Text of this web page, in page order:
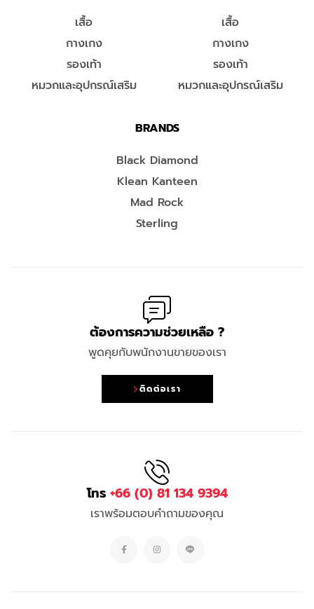
เสื้อ
กางเกง
รองเท้า
หมวกและอุปกรณ์เสริม
เสื้อ
กางเกง
รองเท้า
หมวกและอุปกรณ์เสริม
BRANDS
Black Diamond
Klean Kanteen
Mad Rock
Sterling
ต้องการความช่วยเหลือ ?
พูดคุยกับพนักงานขายของเรา
ติดต่อเรา
โทร +66 (0) 81 134 9394
เราพร้อมตอบคำถามของคุณ